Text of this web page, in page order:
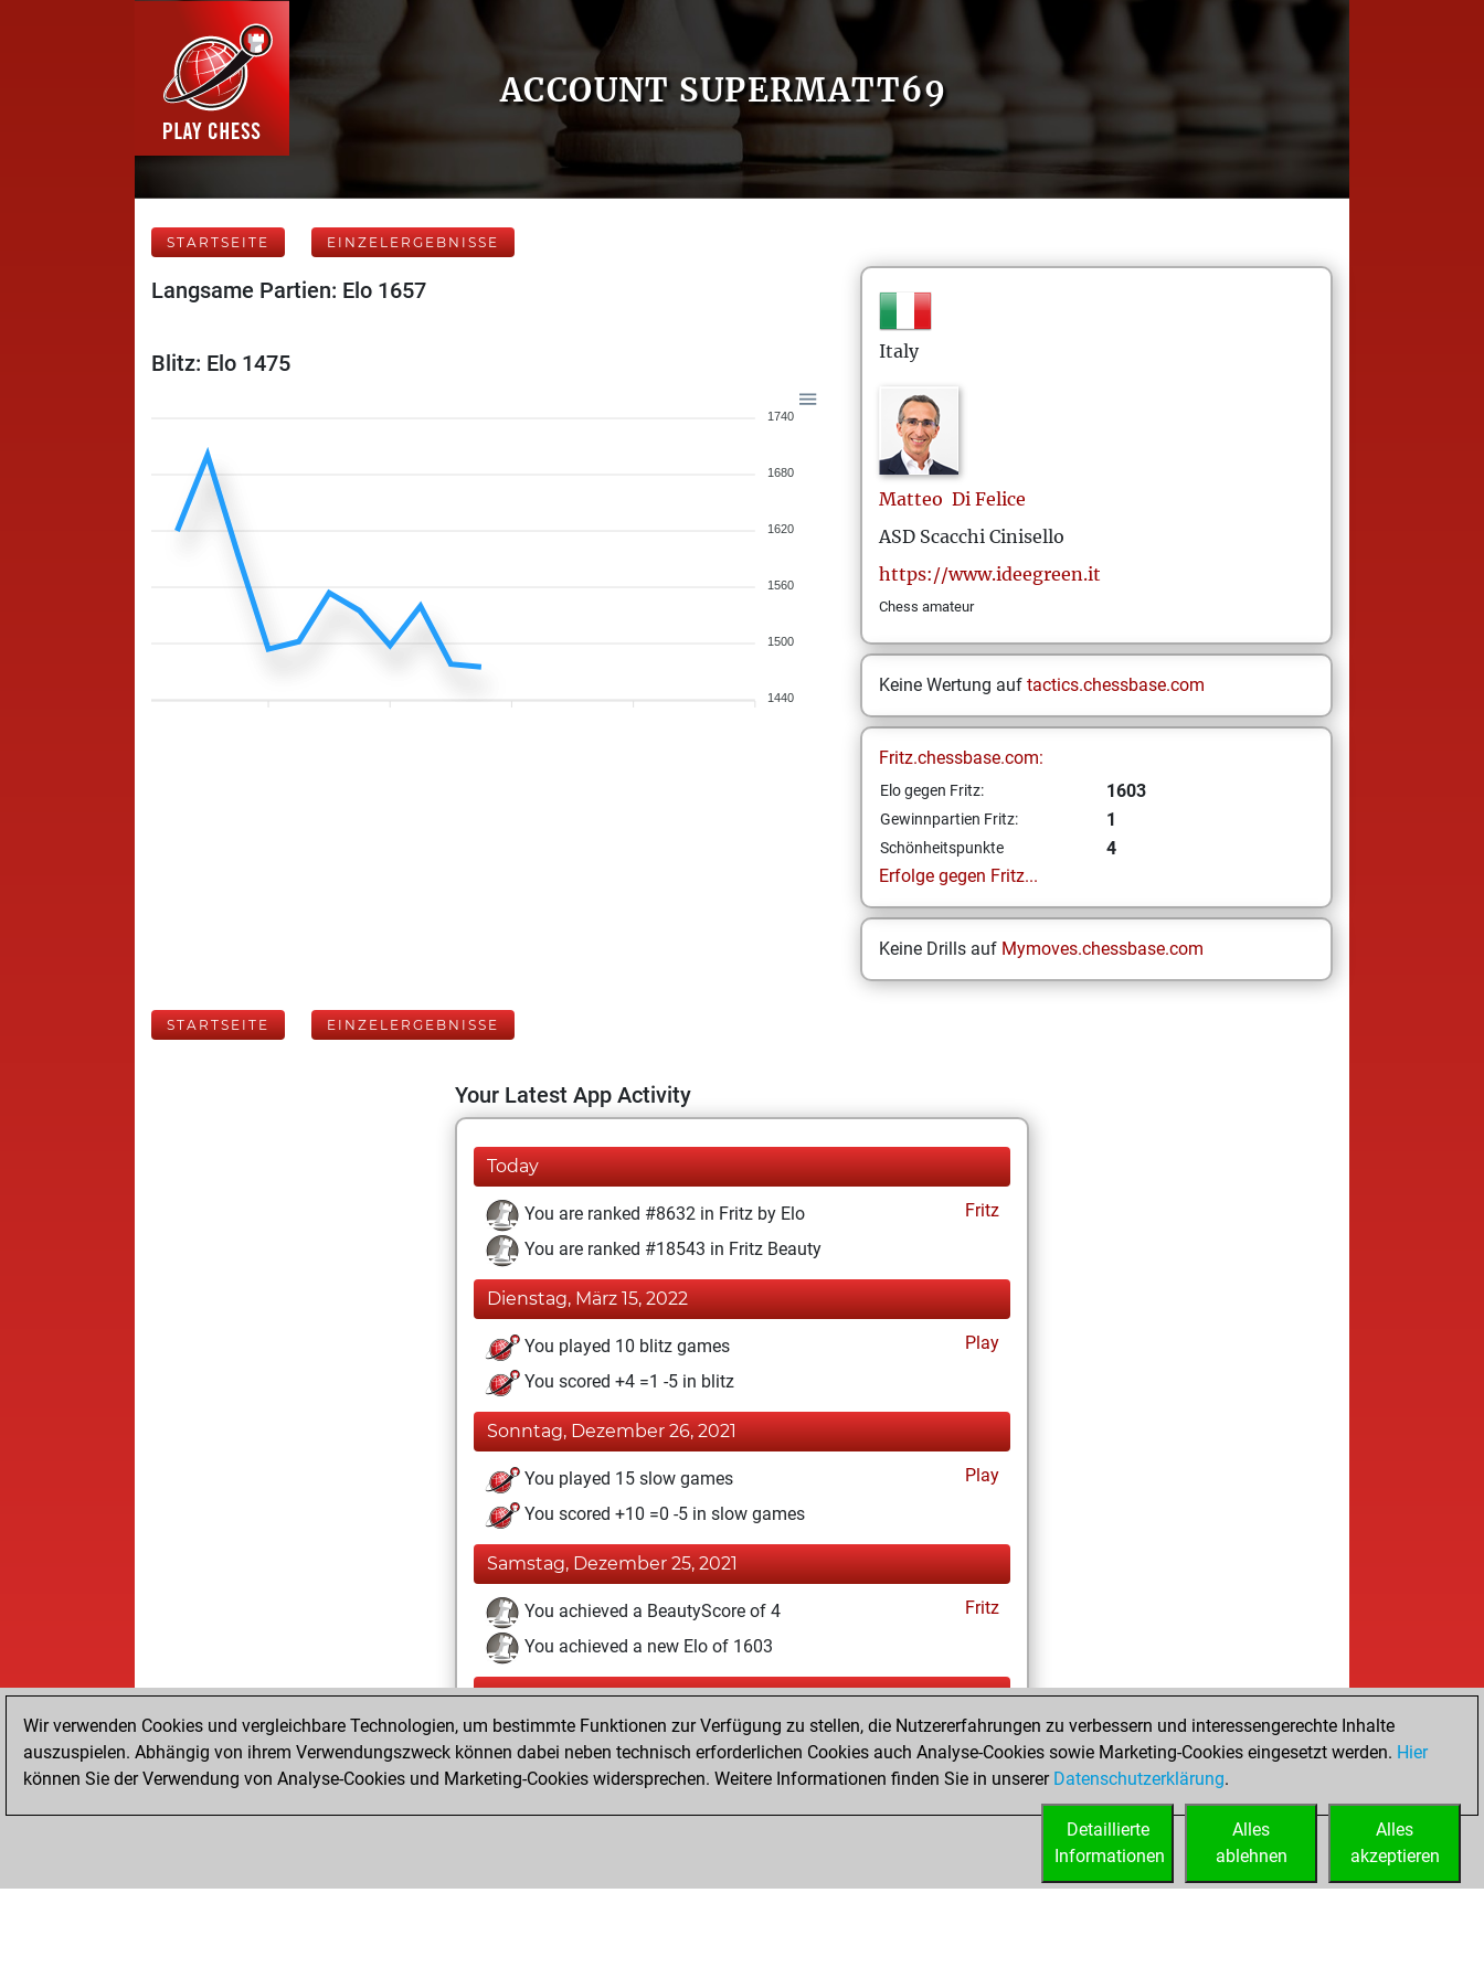
ACCOUNT SUPERMATT69
STARTSEITE EINZELERGEBNISSE
Langsame Partien: Elo 1657
Blitz: Elo 1475
1740
1680
1620
1560
1500
1440
Italy
Matteo Di Felice
ASD Scacchi Cinisello
https://www.ideegreen.it
Chess amateur
Keine Wertung auf tactics.chessbase.com
Fritz.chessbase.com:
Elo gegen Fritz: 1603
Gewinnpartien Fritz: 1
Schönheitspunkte
4
Erfolge gegen Fritz...
Keine Drills auf Mymoves.chessbase.com
STARTSEITE EINZELERGEBNISSE
Your Latest App Activity
Today
You are ranked #8632 in Fritz by Elo
Fritz
You are ranked #18543 in Fritz Beauty
Dienstag, März 15, 2022
You played 10 blitz games
Play
You scored +4 =1 -5 in blitz
Sonntag, Dezember 26, 2021
You played 15 slow games
Play
You scored +10 =0 -5 in slow games
Samstag, Dezember 25, 2021
You achieved a BeautyScore of 4
Fritz
You achieved a new Elo of 1603
Freitag, Mai 7, 2021
You won against Fritz
Fritz
You created your Fritz account
Wir verwenden Cookies und vergleichbare Technologien, um bestimmte Funktionen zur Verfügung zu stellen, die Nutzererfahrungen zu verbessern und interessengerechte Inhalte
auszuspielen. Abhängig von ihrem Verwendungszweck können dabei neben technisch erforderlichen Cookies auch Analyse-Cookies sowie Marketing-Cookies eingesetzt werden. Hier
können Sie der Verwendung von Analyse-Cookies und Marketing-Cookies widersprechen. Weitere Informationen finden Sie in unserer Datenschutzerklärung.
Alles
akzeptieren
Alles
ablehnen
Detaillierte
Informationen